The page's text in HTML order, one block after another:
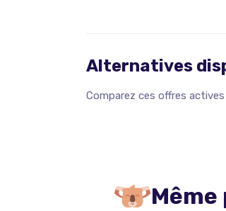
Alternatives
Comparez ces offres